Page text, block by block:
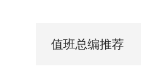
值班总编推荐